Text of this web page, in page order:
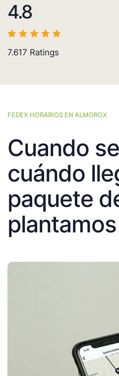
4.8
7.617 Ratings
FEDEX HORARIOS EN ALMOROX
Cuando
cuándo
paquete